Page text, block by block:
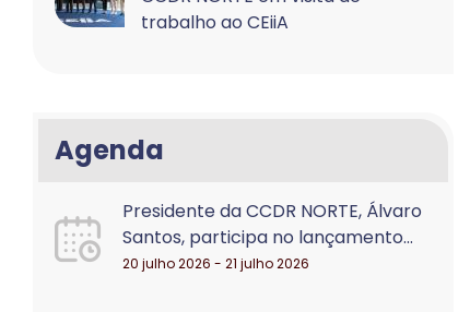
trabalho ao CEiiA
Agenda
Presidente da CCDR NORTE, Álvaro
Santos, participa no lançamento...
20 julho 2026 - 21 julho 2026